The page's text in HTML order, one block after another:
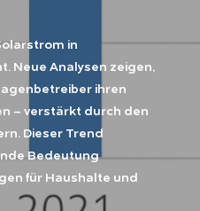
in
Neue Analysen zeigen,
ihren
– verstärkt durch den
Dieser Trend
Bedeutung
für Haushalte und